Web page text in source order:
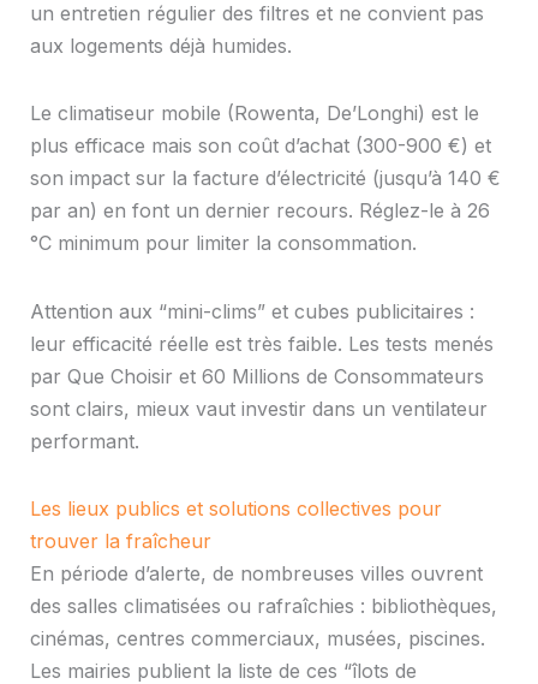
un entretien régulier des filtres et ne convient pas
aux logements déjà humides.
Le climatiseur mobile (Rowenta, De’Longhi) est le
plus efficace mais son coût d’achat (300-900 €) et
son impact sur la facture d’électricité (jusqu’à 140 €
par an) en font un dernier recours. Réglez-le à 26
°C minimum pour limiter la consommation.
Attention aux “mini-clims” et cubes publicitaires :
leur efficacité réelle est très faible. Les tests menés
par Que Choisir et 60 Millions de Consommateurs
sont clairs, mieux vaut investir dans un ventilateur
performant.
Les lieux publics et solutions collectives pour
trouver la fraîcheur
En période d’alerte, de nombreuses villes ouvrent
des salles climatisées ou rafraîchies : bibliothèques,
cinémas, centres commerciaux, musées, piscines.
Les mairies publient la liste de ces “îlots de